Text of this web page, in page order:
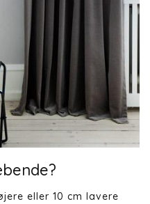
eller 10 cm lavere